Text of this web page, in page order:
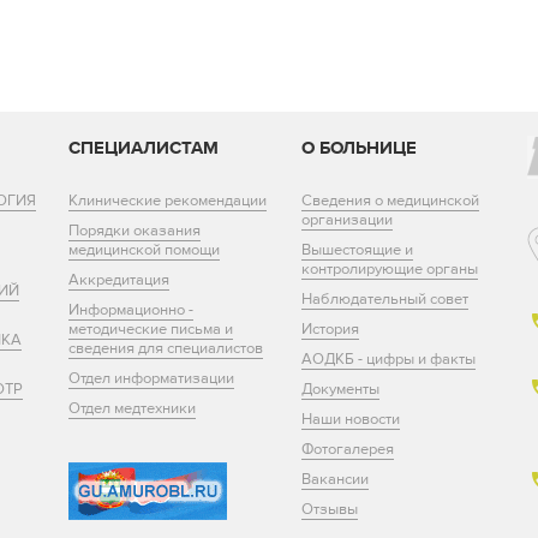
СПЕЦИАЛИСТАМ
Клинические рекомендации
Порядки оказания
медицинской помощи
Аккредитация
Информационно -
методические письма и
сведения для специалистов
Отдел информатизации
Отдел медтехники
О БОЛЬНИЦЕ
Сведения о медицинской
организации
Вышестоящие и
контролирующие органы
Наблюдательный совет
История
АОДКБ - цифры и факты
Документы
Наши новости
Фотогалерея
Вакансии
Отзывы